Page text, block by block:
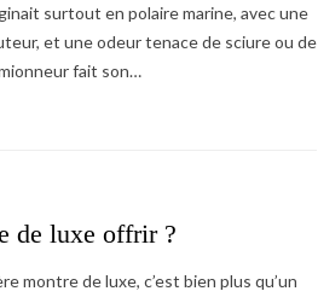
surtout en polaire marine, avec une
et une odeur tenace de sciure ou de
fait son…
de luxe offrir ?
montre de luxe, c’est bien plus qu’un